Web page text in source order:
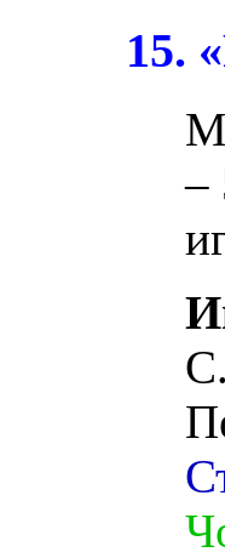
15.
–